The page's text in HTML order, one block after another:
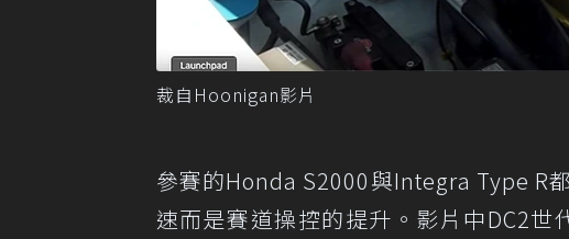
裁自Hoonigan影片
參賽的Honda S2000與Integra Type R
速而是賽道操控的提升。影片中DC2